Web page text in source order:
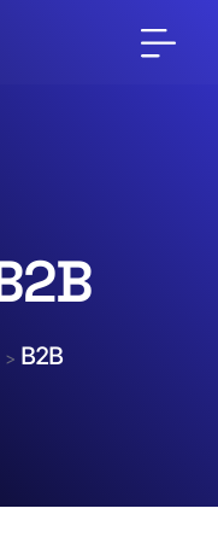
> B2B